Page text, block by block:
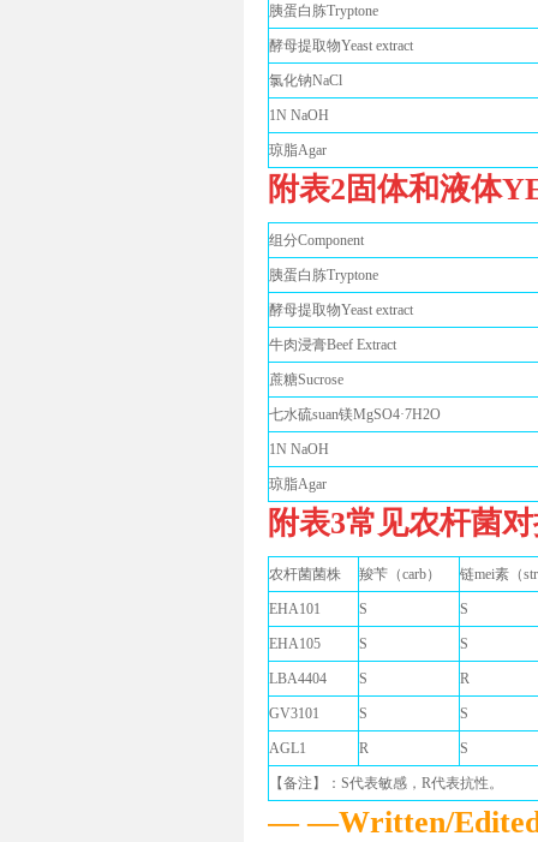
胰蛋白胨Tryptone
酵母提取物Yeast extract
氯化钠NaCl
1N NaOH
琼脂Agar
附表2固体和液体
组分Component
胰蛋白胨Tryptone
酵母提取物Yeast extract
牛肉浸膏Beef Extract
蔗糖Sucrose
七水硫suan镁MgSO4·7H2O
1N NaOH
琼脂Agar
附表3常见农杆菌
农杆菌菌株 羧苄（carb） 链mei素（
EHA101 S S
EHA105 S S
LBA4404 S R
GV3101 S S
AGL1 R S
【备注】：S代表敏感，R代表抗性。
— —Written/Edited